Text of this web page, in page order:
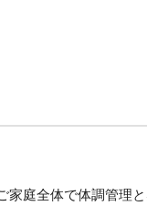
庭全体で体調管理